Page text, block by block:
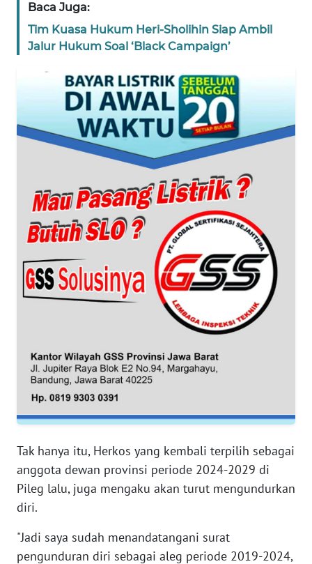
Baca Juga:
Tim Kuasa Hukum Heri-Sholihin Siap Ambil
Jalur Hukum Soal ‘Black Campaign’
Tak hanya itu, Herkos yang kembali terpilih sebagai
anggota dewan provinsi periode 2024-2029 di
Pileg lalu, juga mengaku akan turut mengundurkan
diri.
"Jadi saya sudah menandatangani surat
pengunduran diri sebagai aleg periode 2019-2024,
SUMUT
WN
JABAR
BANTEN
WN
NTT
WN
KEPRI
WN
PAPUA
WN
WN
SERAMBI